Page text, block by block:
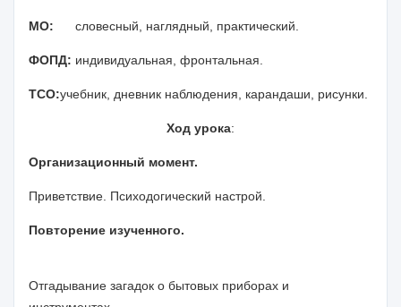
МО: словесный, наглядный, практический.
ФОПД: индивидуальная, фронтальная.
ТСО:учебник, дневник наблюдения, карандаши, рисунки.
Ход урока:
Организационный момент.
Приветствие. Психодогический настрой.
Повторение изученного.
Отгадывание загадок о бытовых приборах и